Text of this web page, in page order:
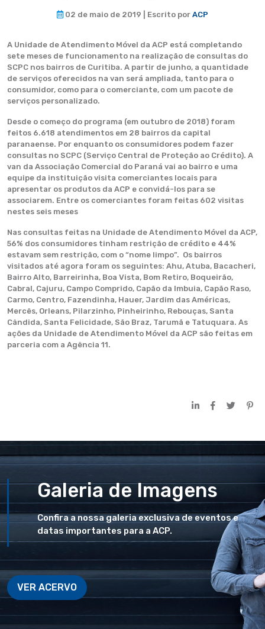
02 de maio de 2019 | Escrito por ACP
A Unidade de Atendimento Móvel da ACP está completando
sete meses de funcionamento na realização de consultas do
SCPC nos bairros de Curitiba. A partir de junho, a quantidade
de serviços oferecidos na van será ampliada, tanto para o
consumidor, como para o comerciante, com um pacote de
serviços personalizado.
Desde o começo do programa (em outubro de 2018) foram
feitos 6.618 atendimentos em 28 bairros da capital
paranaense. Por enquanto os consumidores podem fazer
consultas no SCPC (Serviço Central de Proteção ao Crédito). A
van da Associação Comercial do Paraná vai ao bairro e uma
equipe da instituição visita comerciantes locais para
apresentar os produtos da ACP e convidá-los para se
associarem. Entre os comerciantes foram feitas 602 visitas
nestes seis meses
Nas consultas feitas na Unidade de Atendimento Móvel da ACP,
56% dos consumidores tinham restrição de crédito e 44%
estavam sem restrição, com o “nome limpo”. Os bairros
visitados até agora foram os seguintes: Ahu, Atuba, Bacacheri,
Bairro Alto, Barreirinha, Boa Vista, Bom Retiro, Boqueirão,
Cabral, Cajuru, Campo Comprido, Capão da Imbuia, Capão Raso,
Carmo, Centro, Fazendinha, Hauer, Jardim das Américas,
Mercês, Orleans, Pilarzinho, Pinheirinho, Rebouças, Santa
Cândida, Santa Felicidade, São Braz, Tarumã e Tatuquara. As
ações da Unidade de Atendimento Móvel da ACP são feitas em
parceria com a Agência 11.
Galeria de Imagens
Confira a nossa galeria exclusiva de eventos e
datas importantes para a ACP.
VER ACERVO